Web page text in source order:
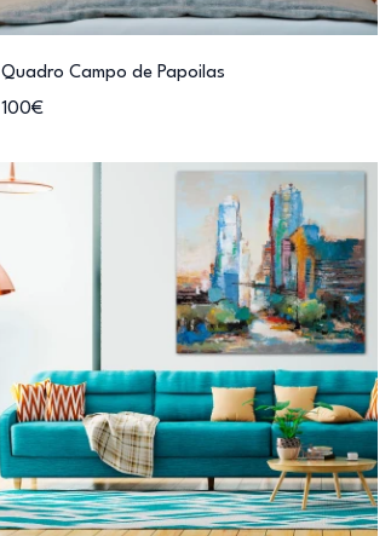
Quadro Campo de Papoilas
100€